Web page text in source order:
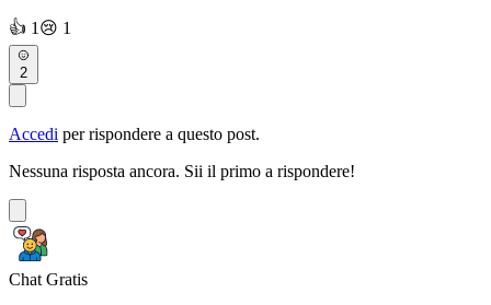
👍 1😢 1
2
Accedi per rispondere a questo post.
Nessuna risposta ancora. Sii il primo a rispondere!
Chat Gratis